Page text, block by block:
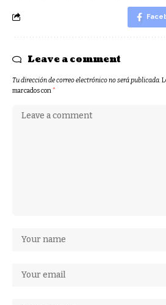
Leave a comment
Tu dirección de correo electrónico no será publicada.
marcados con*